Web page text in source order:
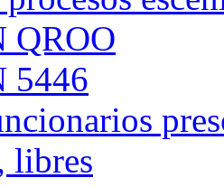
QROO
5446
libres